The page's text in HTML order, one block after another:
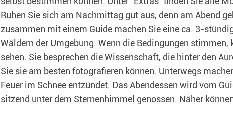
Ruhen Sie sich am Nachmittag gut aus, denn am Abend
zusammen mit einem Guide machen Sie eine ca. 3-
Wäldern der Umgebung. Wenn die Bedingungen
sehen. Sie besprechen die Wissenschaft, die hinter den
Sie sie am besten fotografieren können. Unterwegs
Feuer im Schnee entzündet. Das Abendessen wird vom
sitzend unter dem Sternenhimmel genossen. Näher